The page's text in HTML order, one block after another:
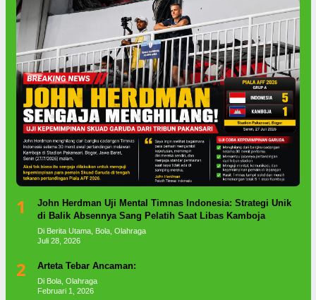
1
John Herdman Uji Mental Timnas Indonesia: Strategi Unik
di Balik Absennya Sang Pelatih Saat Libas Kamboja
Di Berita Utama, Bola, Olahraga
Juli 28, 2026
2 Arteta Tebar Ancaman:
Di Bola, Olahraga
Februari 1, 2026